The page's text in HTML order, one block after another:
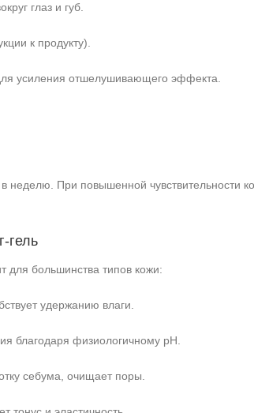
глаз и губ.
к продукту).
усиления отшелушивающего эффекта.
неделю. При повышенной чувствительности
для большинства типов кожи:
удержанию влаги.
благодаря физиологичному pH.
себума, очищает поры.